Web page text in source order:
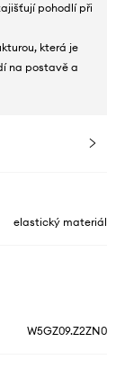
pohodlí při
která je
na postavě a
elastický materiál
W5GZ09.Z2ZN0